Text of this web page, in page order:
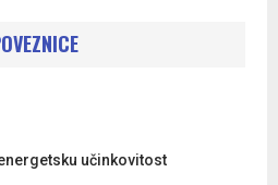
učinkovitost